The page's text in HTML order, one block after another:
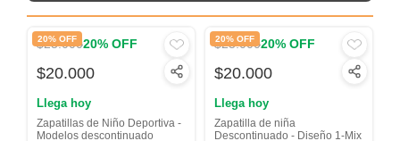
20% OFF
$25.00020% OFF
$20.000
Llega hoy
Zapatillas de Niño Deportiva -
Modelos descontinuado
20% OFF
$25.00020% OFF
$20.000
Llega hoy
Zapatilla de niña
Descontinuado - Diseño 1-Mix